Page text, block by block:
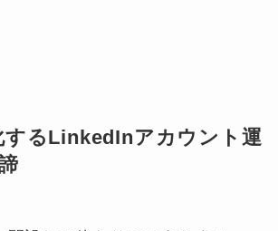
するLinkedInアカウント運